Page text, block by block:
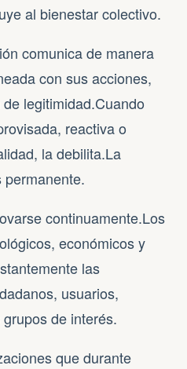
al bienestar colectivo.
comunica de manera
con sus acciones,
legitimidad.Cuando
reactiva o
la debilita.La
continuamente.Los
económicos y
las
usuarios,
de interés.
que durante